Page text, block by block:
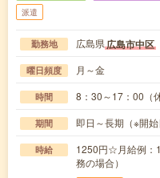
派遣
勤務地 広島県広島市中区
曜日頻度 月～金
時間 8：30～17：00（
期間 即日～長期（※開始
時給
1250円☆月給例：
務の場合）